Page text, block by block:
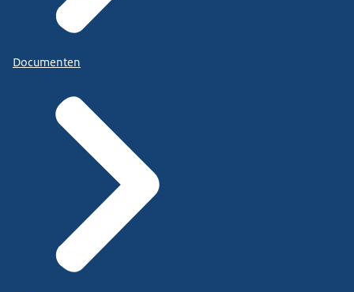
Documenten